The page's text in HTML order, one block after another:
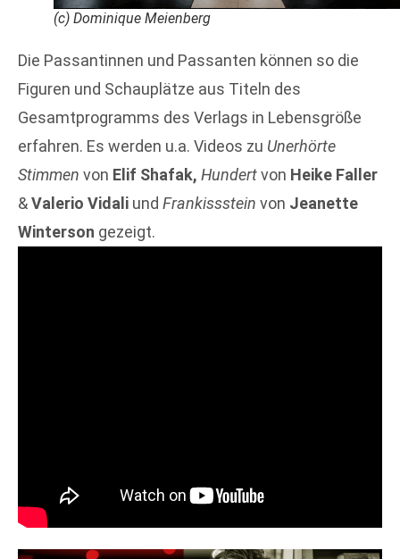
(c) Dominique Meienberg
Die Passantinnen und Passanten können so die
Figuren und Schauplätze aus Titeln des
Gesamtprogramms des Verlags in Lebensgröße
erfahren. Es werden u.a. Videos zu Unerhörte
Stimmen von Elif Shafak, Hundertvon Heike Faller
&Valerio Vidali und Frankissstein von Jeanette
Winterson gezeigt.